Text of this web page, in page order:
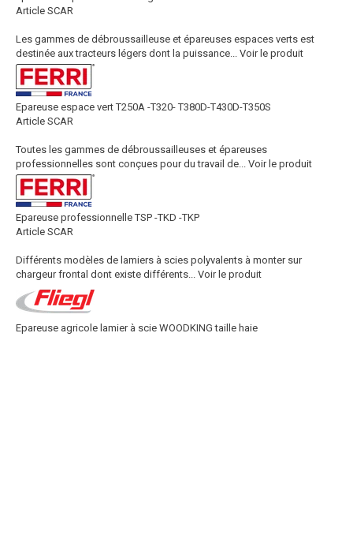
Article SCAR
Les gammes de débroussailleuse et épareuses espaces verts est
destinée aux tracteurs légers dont la puissance... Voir le produit
Epareuse espace vert T250A -T320- T380D-T430D-T350S
Article SCAR
Toutes les gammes de débroussailleuses et épareuses
professionnelles sont conçues pour du travail de... Voir le produit
Epareuse professionnelle TSP -TKD -TKP
Article SCAR
Différents modèles de lamiers à scies polyvalents à monter sur
chargeur frontal dont existe différents... Voir le produit
Epareuse agricole lamier à scie WOODKING taille haie